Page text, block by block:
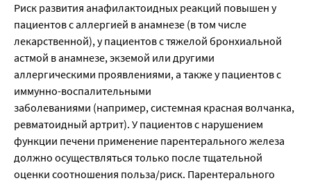
Риск развития анафилактоидных реакций повышен у
пациентов с аллергией в анамнезе (в том числе
лекарственной), у пациентов с тяжелой бронхиальной
астмой в анамнезе, экземой или другими
аллергическими проявлениями, а также у пациентов с
иммунно-воспалительными
заболеваниями (например, системная красная волчанка,
ревматоидный артрит). У пациентов с нарушением
функции печени применение парентерального железа
должно осуществляться только после тщательной
оценки соотношения польза/риск. Парентерального